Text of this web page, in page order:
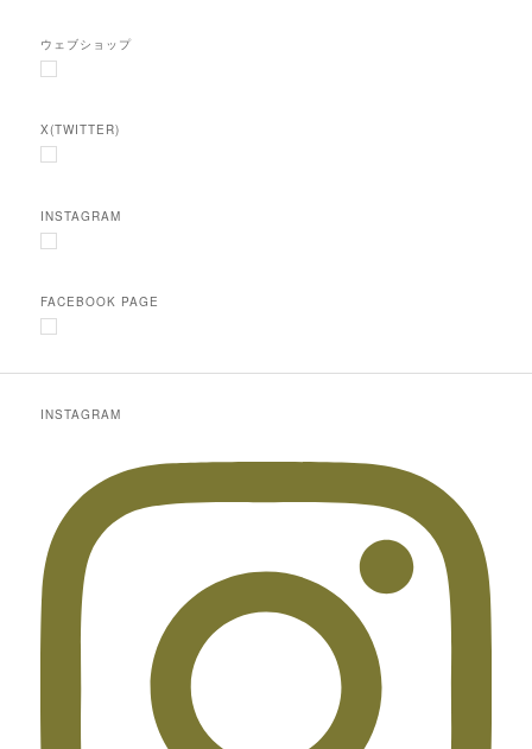
ウェブショップ
X(TWITTER)
INSTAGRAM
FACEBOOK PAGE
INSTAGRAM